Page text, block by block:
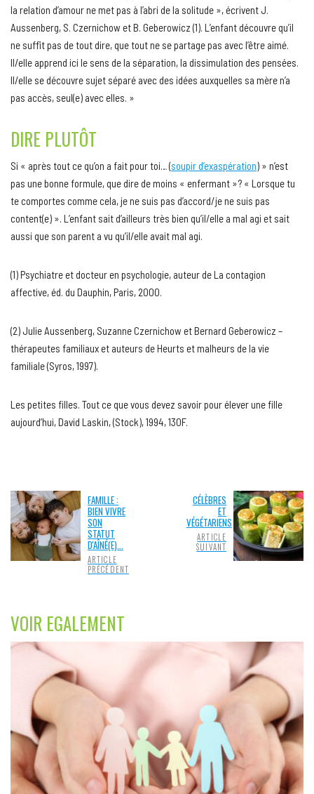
la relation d’amour ne met pas à l’abri de la solitude », écrivent J.
Aussenberg, S. Czernichow et B. Geberowicz (1). L’enfant découvre qu’il
ne suffit pas de tout dire, que tout ne se partage pas avec l’être aimé.
Il/elle apprend ici le sens de la séparation, la dissimulation des pensées.
Il/elle se découvre sujet séparé avec des idées auxquelles sa mère n’a
pas accès, seul(e) avec elles. »
DIRE PLUTÔT
Si « après tout ce qu’on a fait pour toi… (soupir d’exaspération) » n’est
pas une bonne formule, que dire de moins « enfermant »? « Lorsque tu
te comportes comme cela, je ne suis pas d’accord/je ne suis pas
content(e) ». L’enfant sait d’ailleurs très bien qu’il/elle a mal agi et sait
aussi que son parent a vu qu’il/elle avait mal agi.
(1) Psychiatre et docteur en psychologie, auteur de La contagion
affective, éd. du Dauphin, Paris, 2000.
(2) Julie Aussenberg, Suzanne Czernichow et Bernard Geberowicz –
thérapeutes familiaux et auteurs de Heurts et malheurs de la vie
familiale (Syros, 1997).
Les petites filles. Tout ce que vous devez savoir pour élever une fille
aujourd’hui, David Laskin, (Stock), 1994, 130F.
FAMILLE :
BIEN VIVRE
SON
STATUT
D'AÎNÉ(E)...
ARTICLE
PRÉCÉDENT
CÉLÈBRES
ET
VÉGÉTARIENS
ARTICLE
SUIVANT
VOIR EGALEMENT